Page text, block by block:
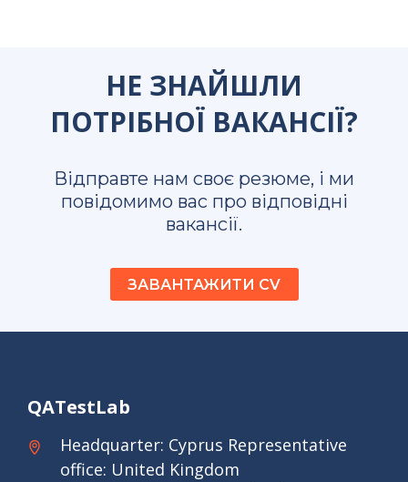
НЕ ЗНАЙШЛИ
ПОТРІБНОЇ ВАКАНСІЇ?
Відправте нам своє резюме, і ми
повідомимо вас про відповідні
вакансії.
ЗАВАНТАЖИТИ CV
QATestLab
Headquarter: Cyprus Representative
office: United Kingdom